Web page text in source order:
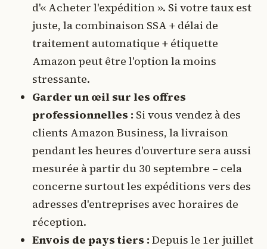
d'« Acheter l'expédition ». Si votre taux est
juste, la combinaison SSA + délai de
traitement automatique + étiquette
Amazon peut être l'option la moins
stressante.
Garder un œil sur les offres
professionnelles : Si vous vendez à des
clients Amazon Business, la livraison
pendant les heures d'ouverture sera aussi
mesurée à partir du 30 septembre – cela
concerne surtout les expéditions vers des
adresses d'entreprises avec horaires de
réception.
Envois de pays tiers : Depuis le 1er juillet